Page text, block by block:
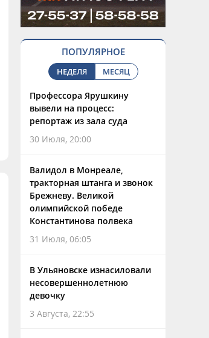
ПОПУЛЯРНОЕ
НЕДЕЛЯ МЕСЯЦ
Профессора Ярушкину
вывели на процесс:
репортаж из зала суда
30 Июля, 20:00
Валидол в Монреале,
тракторная штанга и звонок
Брежневу. Великой
олимпийской победе
Константинова полвека
31 Июля, 06:05
В Ульяновске изнасиловали
несовершеннолетнюю
девочку
3 Августа, 22:55